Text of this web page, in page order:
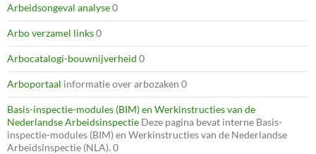
Arbeidsongeval analyse0
Arbo verzamel links0
Arbocatalogi-bouwnijverheid 0
Arboportaal informatie over arbozaken 0
Basis-inspectie-modules (BIM) en Werkinstructies van de
Nederlandse Arbeidsinspectie Deze pagina bevat interne Basis-
inspectie-modules (BIM) en Werkinstructies van de Nederlandse
Arbeidsinspectie (NLA). 0